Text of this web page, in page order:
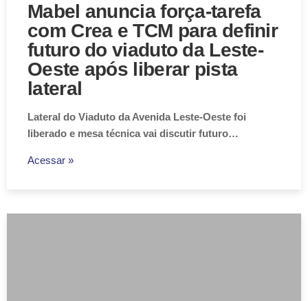
Mabel anuncia força-tarefa
com Crea e TCM para definir
futuro do viaduto da Leste-
Oeste após liberar pista
lateral
Lateral do Viaduto da Avenida Leste-Oeste foi
liberado e mesa técnica vai discutir futuro…
Acessar »